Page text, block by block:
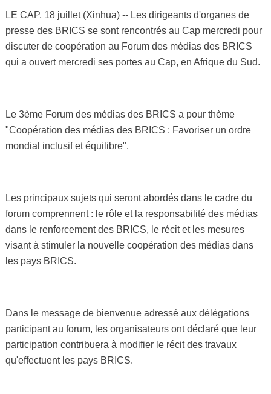
LE CAP, 18 juillet (Xinhua) -- Les dirigeants d'organes de
presse des BRICS se sont rencontrés au Cap mercredi pour
discuter de coopération au Forum des médias des BRICS
qui a ouvert mercredi ses portes au Cap, en Afrique du Sud.
Le 3ème Forum des médias des BRICS a pour thème
"Coopération des médias des BRICS : Favoriser un ordre
mondial inclusif et équilibre".
Les principaux sujets qui seront abordés dans le cadre du
forum comprennent : le rôle et la responsabilité des médias
dans le renforcement des BRICS, le récit et les mesures
visant à stimuler la nouvelle coopération des médias dans
les pays BRICS.
Dans le message de bienvenue adressé aux délégations
participant au forum, les organisateurs ont déclaré que leur
participation contribuera à modifier le récit des travaux
qu'effectuent les pays BRICS.